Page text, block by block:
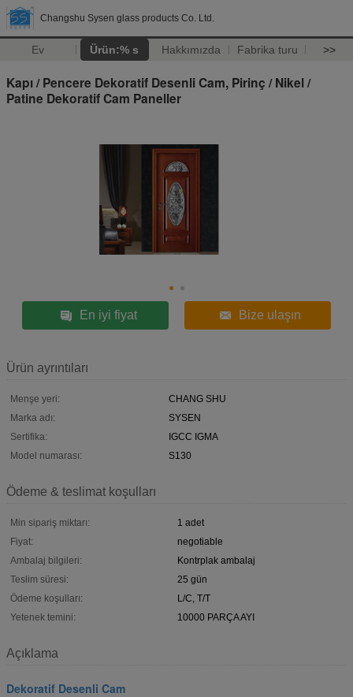
Changshu Sysen glass products Co. Ltd.
Ev Ürün:% s Hakkımızda Fabrika turu >>
Kapı / Pencere Dekoratif Desenli Cam, Pirinç / Nikel /
Patine Dekoratif Cam Paneller
En iyi fiyat Bize ulaşın
Ürün ayrıntıları
Menşe yeri:
CHANG SHU
Marka adı:
SYSEN
Sertifika:
IGCC IGMA
Model numarası:
S130
Ödeme & teslimat koşulları
Min sipariş miktarı:
1 adet
Fiyat:
negotiable
Ambalaj bilgileri:
Kontrplak ambalaj
Teslim süresi:
25 gün
Ödeme koşulları:
L/C, T/T
Yetenek temini:
10000 PARÇA AYI
Açıklama
Dekoratif Desenli Cam